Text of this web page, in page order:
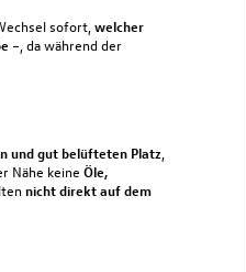
sofort, welcher
–, da während der
und gut belüfteten Platz
Nähe keine Öle,
nicht direkt auf dem